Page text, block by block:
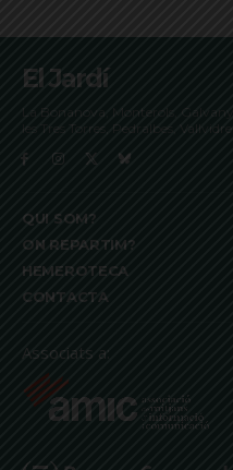
El Jardí
La Bonanova, Monterols,
les Tres Torres, Pedralbes,
QUI SOM?
ON REPARTIM?
HEMEROTECA
CONTACTA
Associats a: